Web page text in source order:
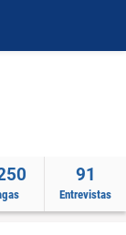
91
Entrevistas